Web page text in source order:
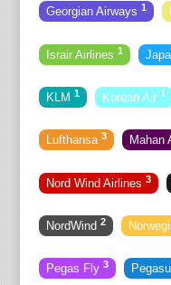
Georgian Airways 1
Israir Airlines 1
KLM 1 Korean Air 1
Lufthansa 3 Mahan
Nord Wind Airlines 3
NordWind 2
Pegas Fly 3